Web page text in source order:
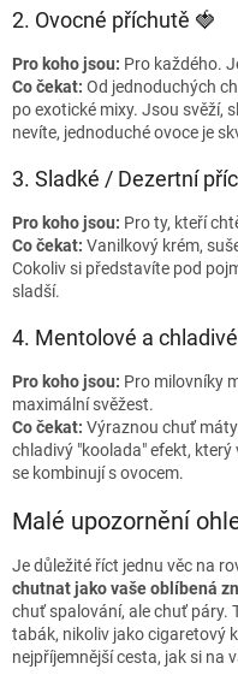
2. Ovocné příchutě 🍓
Pro koho jsou: Pro každého.
Co čekat: Od jednoduchých
po exotické mixy. Jsou svěží,
nevíte, jednoduché ovoce je
3. Sladké / Dezertní
Pro koho jsou: Pro ty, kteří
Co čekat: Vanilkový krém,
Cokoliv si představíte pod
sladší.
4. Mentolové a
Pro koho jsou: Pro milovníky
maximální svěžest.
Co čekat: Výraznou chuť
chladivý "koolada" efekt,
se kombinují s ovocem.
Malé upozornění
Je důležité říct jednu věc na
chutnat jako vaše oblíbená
chuť spalování, ale chuť páry.
tabák, nikoliv jako cigaretový
nejpříjemnější cesta, jak si na